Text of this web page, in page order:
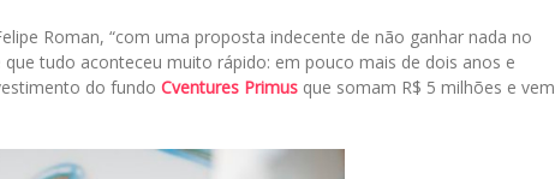
Roman, “com uma proposta indecente de não ganhar nada no
tudo aconteceu muito rápido: em pouco mais de dois anos e
do fundo Cventures Primus que somam R$ 5 milhões e vem